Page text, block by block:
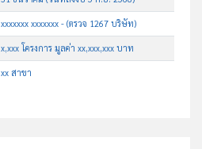
xxxxxxx xxxxxxx - (ตรวจ 1267 บริษัท)
x,xxx โครงการ มูลค่า xx,xxx,xxx บาท
xx สาขา